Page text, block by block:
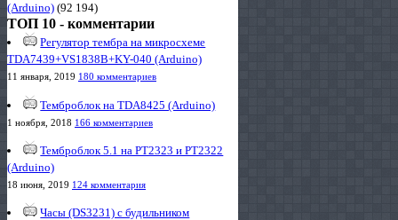
(Arduino) (92 194)
ТОП 10 - комментарии
Регулятор тембра на микросхеме
TDA7439+VS1838B+KY-040 (Arduino)
11 января, 2019 180 комментариев
Темброблок на TDA8425 (Arduino)
1 ноября, 2018 166 комментариев
Темброблок 5.1 на PT2323 и PT2322
(Arduino)
18 июня, 2019 124 комментария
Часы (DS3231) с будильником